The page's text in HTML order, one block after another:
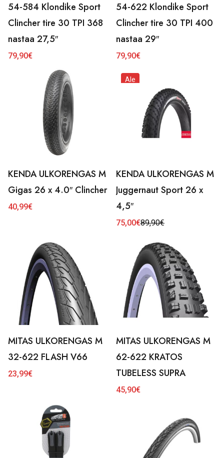
54-584 Klondike Sport
Clincher tire 30 TPI 368
nastaa 27,5″
79,90€
54-622 Klondike Sport
Clincher tire 30 TPI 400
nastaa 29″
79,90€
KENDA ULKORENGAS M
Gigas 26 x 4.0″ Clincher
40,99€
Ale
KENDA ULKORENGAS M
Juggernaut Sport 26 x
4,5″
89,90€
Alkuperäinen
89,90€.
75,00€
Nykyinen
75,00€.
MITAS ULKORENGAS M
32-622 FLASH V66
23,99€
MITAS ULKORENGAS M
62-622 KRATOS
TUBELESS SUPRA
45,90€